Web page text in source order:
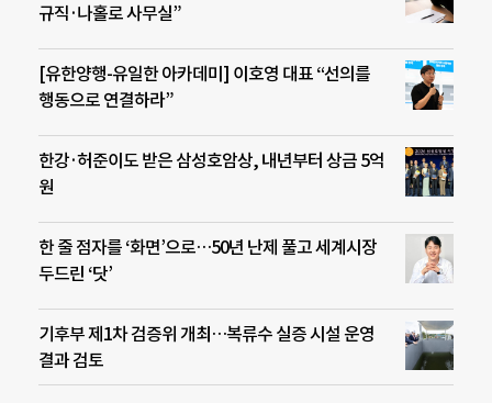
규직·나홀로 사무실”
[유한양행-유일한 아카데미] 이호영 대표 “선의를
행동으로 연결하라”
한강·허준이도 받은 삼성호암상, 내년부터 상금 5억
원
한 줄 점자를 ‘화면’으로…50년 난제 풀고 세계시장
두드린 ‘닷’
기후부 제1차 검증위 개최…복류수 실증 시설 운영
결과 검토